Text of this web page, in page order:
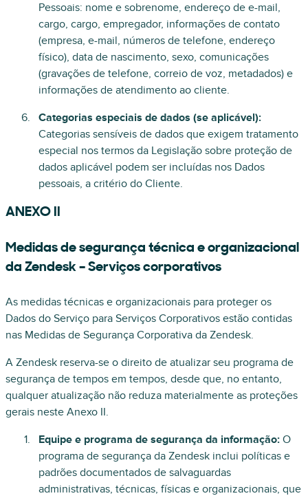
Pessoais: nome e sobrenome, endereço de e-mail,
cargo, cargo, empregador, informações de contato
(empresa, e-mail, números de telefone, endereço
físico), data de nascimento, sexo, comunicações
(gravações de telefone, correio de voz, metadados) e
informações de atendimento ao cliente.
Categorias especiais de dados (se aplicável):
Categorias sensíveis de dados que exigem tratamento
especial nos termos da Legislação sobre proteção de
dados aplicável podem ser incluídas nos Dados
pessoais, a critério do Cliente.
ANEXO II
Medidas de segurança técnica e organizacional
da Zendesk – Serviços corporativos
As medidas técnicas e organizacionais para proteger os
Dados do Serviço para Serviços Corporativos estão contidas
nas Medidas de Segurança Corporativa da Zendesk.
A Zendesk reserva-se o direito de atualizar seu programa de
segurança de tempos em tempos, desde que, no entanto,
qualquer atualização não reduza materialmente as proteções
gerais neste Anexo II.
Equipe e programa de segurança da informação: O
programa de segurança da Zendesk inclui políticas e
padrões documentados de salvaguardas
administrativas, técnicas, físicas e organizacionais, que